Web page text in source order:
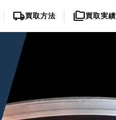
local_shipping買取方法 folder_copy買取実績